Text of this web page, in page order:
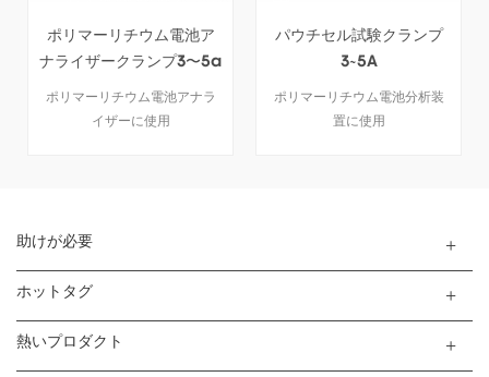
ポリマーリチウム電池ア
ナライザークランプ3〜5a
ポリマーリチウム電池アナラ
イザーに使用
パウチセル試験クランプ
3~5A
ポリマーリチウム電池分析装
置に使用
助けが必要
ホットタグ
熱いプロダクト